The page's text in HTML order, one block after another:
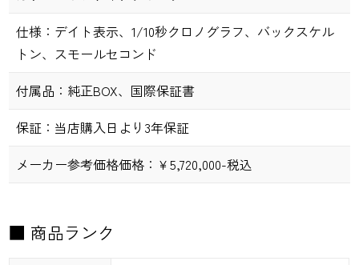
仕様： デイト表示、1/10秒クロノグラフ、バックスケル
トン、スモールセコンド
付属品： 純正BOX、国際保証書
保証： 当店購入日より 3年保証
メーカー参考価格価格：￥5,720,000-税込
■ 商品ランク